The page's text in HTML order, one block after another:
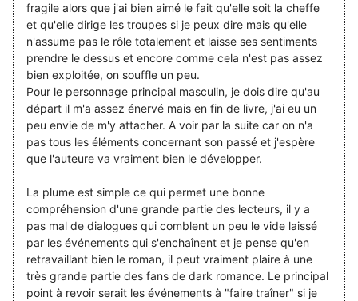
fragile alors que j'ai bien aimé le fait qu'elle soit la cheffe
et qu'elle dirige les troupes si je peux dire mais qu'elle
n'assume pas le rôle totalement et laisse ses sentiments
prendre le dessus et encore comme cela n'est pas assez
bien exploitée, on souffle un peu.
Pour le personnage principal masculin, je dois dire qu'au
départ il m'a assez énervé mais en fin de livre, j'ai eu un
peu envie de m'y attacher. A voir par la suite car on n'a
pas tous les éléments concernant son passé et j'espère
que l'auteure va vraiment bien le développer.
La plume est simple ce qui permet une bonne
compréhension d'une grande partie des lecteurs, il y a
pas mal de dialogues qui comblent un peu le vide laissé
par les événements qui s'enchaînent et je pense qu'en
retravaillant bien le roman, il peut vraiment plaire à une
très grande partie des fans de dark romance. Le principal
point à revoir serait les événements à "faire traîner" si je